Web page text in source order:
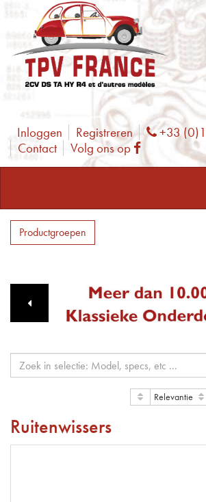
Inloggen Registreren Phone
+33
Contact
Volg ons op Facebook
Productgroepen
Relevantie
Ruitenwissers